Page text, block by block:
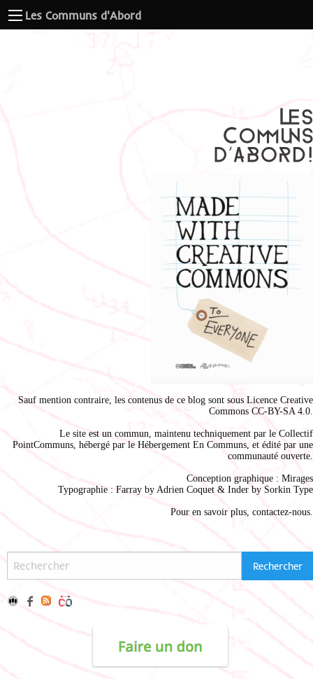
Les Communs d'Abord
Sauf mention contraire, les contenus de ce blog sont sous Licence Creative
Commons CC-BY-SA 4.0.
Le site est un commun, maintenu techniquement par le Collectif
PointCommuns, hébergé par le Hébergement En Communs, et édité par une
communauté ouverte.
Conception graphique : Mirages
Typographie : Farray by Adrien Coquet & Inder by Sorkin Type
Pour en savoir plus, contactez-nous.